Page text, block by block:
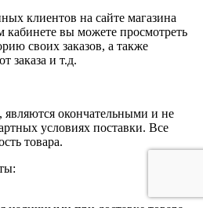
клиентов на сайте магазина
кабинете вы можете просмотреть
своих заказов, а также
заказа и т.д.
окончательными и не
условиях поставки. Все
товара.